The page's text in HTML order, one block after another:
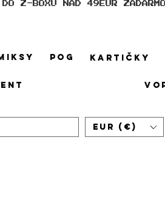
Z-BOXU NAD 49EUR ZADARMO
POG KARTIČKY
EUR (€)